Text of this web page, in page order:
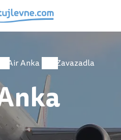
Air Anka Zavazadla